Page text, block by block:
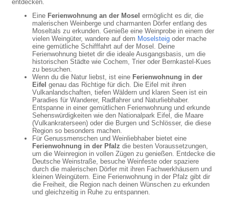
entdecken.
Eine Ferienwohnung an der Mosel ermöglicht es dir, die
malerischen Weinberge und charmanten Dörfer entlang des
Moseltals zu erkunden. Genieße eine Weinprobe in einem der
vielen Weingüter, wandere auf dem Moselsteig oder mache
eine gemütliche Schifffahrt auf der Mosel. Deine
Ferienwohnung bietet dir die ideale Ausgangsbasis, um die
historischen Städte wie Cochem, Trier oder Bernkastel-Kues
zu besuchen.
Wenn du die Natur liebst, ist eine Ferienwohnung in der
Eifel genau das Richtige für dich. Die Eifel mit ihren
Vulkanlandschaften, tiefen Wäldern und klaren Seen ist ein
Paradies für Wanderer, Radfahrer und Naturliebhaber.
Entspanne in einer gemütlichen Ferienwohnung und erkunde
Sehenswürdigkeiten wie den Nationalpark Eifel, die Maare
(Vulkankraterseen) oder die Burgen und Schlösser, die diese
Region so besonders machen.
Für Genussmenschen und Weinliebhaber bietet eine
Ferienwohnung in der Pfalz die besten Voraussetzungen,
um die Weinregion in vollen Zügen zu genießen. Entdecke die
Deutsche Weinstraße, besuche Weinfeste oder spaziere
durch die malerischen Dörfer mit ihren Fachwerkhäusern und
kleinen Weingütern. Eine Ferienwohnung in der Pfalz gibt dir
die Freiheit, die Region nach deinen Wünschen zu erkunden
und gleichzeitig in Ruhe zu entspannen.